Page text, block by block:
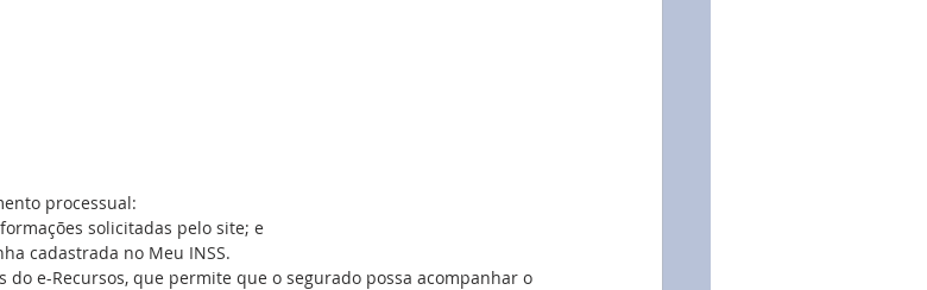
processual:
solicitadas pelo site; e
cadastrada no Meu INSS.
do e-Recursos, que permite que o segurado possa acompanhar o